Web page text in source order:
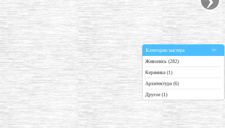
Категории мастера
Живопись (282)
Керамика (1)
Архитектура (6)
Другое (1)